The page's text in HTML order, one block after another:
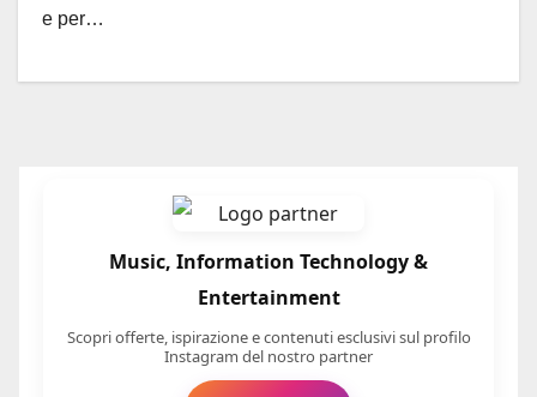
e per…
Music, Information Technology &
Entertainment
Scopri offerte, ispirazione e contenuti esclusivi sul profilo
Instagram del nostro partner